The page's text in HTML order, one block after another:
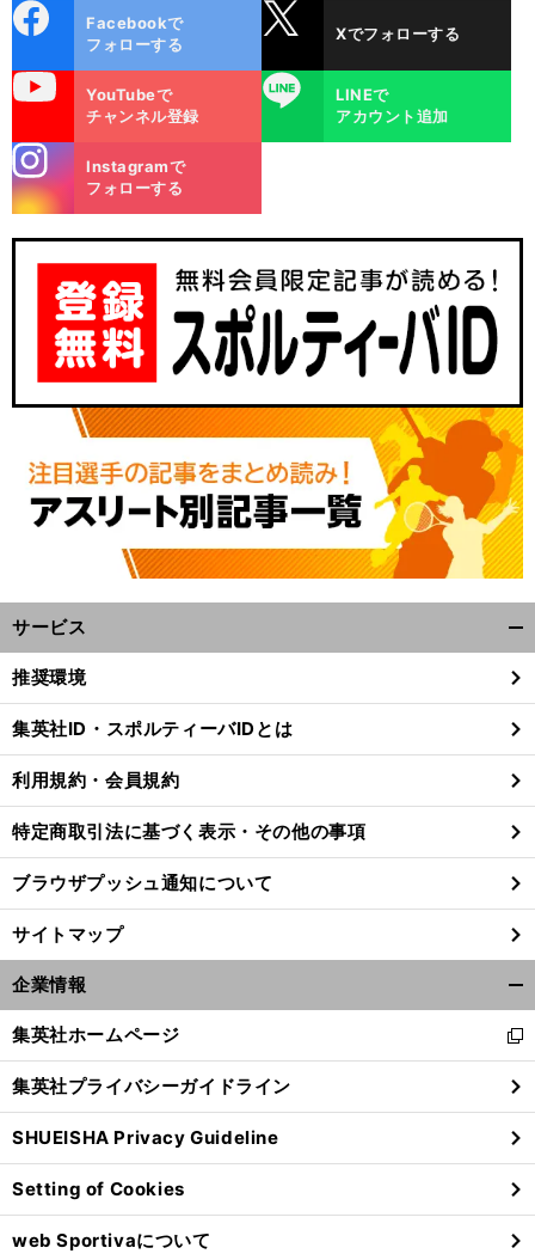
ok
Facebookで
フォローする
Xでフォローする
YouTubeで
チャンネル登録
LINE
LINEで
アカウント追加
m
Instagramで
フォローする
サービス
閉
る
推奨環境
集英社ID・スポルティーバIDとは
利用規約・会員規約
特定商取引法に基づく表示・その他の事項
ブラウザプッシュ通知について
サイトマップ
企業情報
閉
る
集英社ホームページ
新
し
い
ウ
ィ
ン
ド
ウ
で
集英社プライバシーガイドライン
SHUEISHA Privacy Guideline
Setting of Cookies
web Sportivaについて